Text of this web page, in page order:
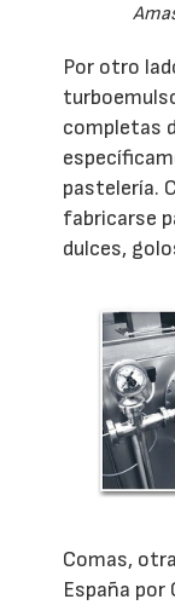
Por otro
completas
pastelería.
fabricarse
dulces,
Comas,
España